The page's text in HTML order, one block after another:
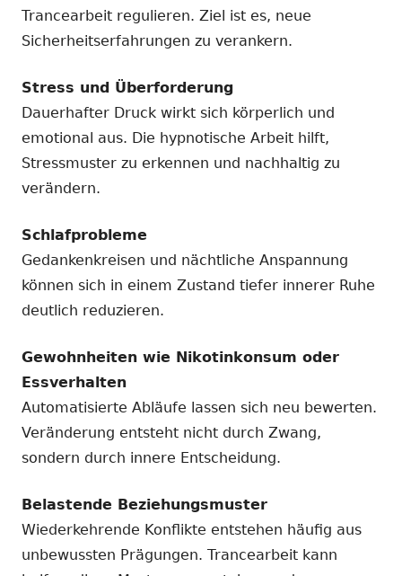
Trancearbeit regulieren. Ziel ist es, neue
Sicherheitserfahrungen zu verankern.
Stress und Überforderung
Dauerhafter Druck wirkt sich körperlich und
emotional aus. Die hypnotische Arbeit hilft,
Stressmuster zu erkennen und nachhaltig zu
verändern.
Schlafprobleme
Gedankenkreisen und nächtliche Anspannung
können sich in einem Zustand tiefer innerer Ruhe
deutlich reduzieren.
Gewohnheiten wie Nikotinkonsum oder
Essverhalten
Automatisierte Abläufe lassen sich neu bewerten.
Veränderung entsteht nicht durch Zwang,
sondern durch innere Entscheidung.
Belastende Beziehungsmuster
Wiederkehrende Konflikte entstehen häufig aus
unbewussten Prägungen. Trancearbeit kann